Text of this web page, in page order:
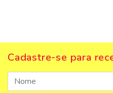
Cadastre-se para